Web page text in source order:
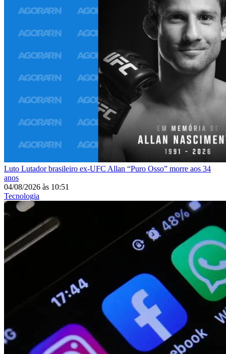
Luto Lutador brasileiro ex-UFC Allan “Puro Osso” morre aos 34
anos
04/08/2026 às 10:51
Tecnologia